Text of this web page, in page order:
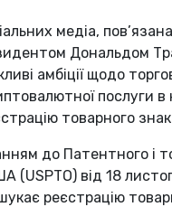
медіа,
Дональдом
амбіції щодо
послуги в
товарного
до Патентного і
(USPTO) від 18
реєстрацію